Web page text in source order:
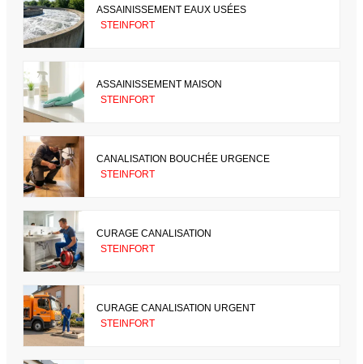
ASSAINISSEMENT EAUX USÉES
STEINFORT
ASSAINISSEMENT MAISON
STEINFORT
CANALISATION BOUCHÉE URGENCE
STEINFORT
CURAGE CANALISATION
STEINFORT
CURAGE CANALISATION URGENT
STEINFORT